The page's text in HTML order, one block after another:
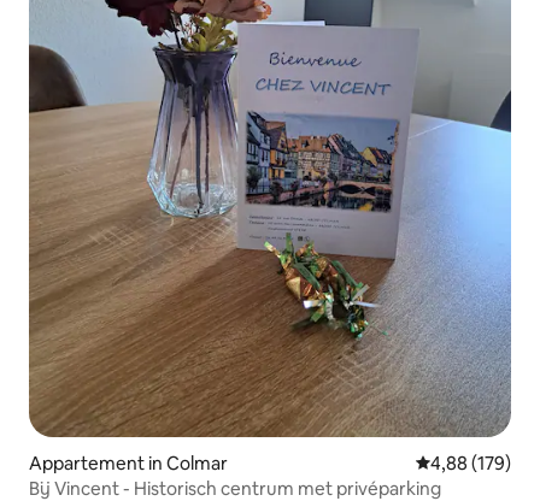
Appartement in Colmar Gemiddelde
4,88 (179)
Bij Vincent - Historisch centrum met privéparking